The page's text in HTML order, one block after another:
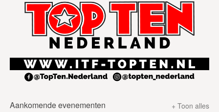
Aankomende evenementen + Toon alles